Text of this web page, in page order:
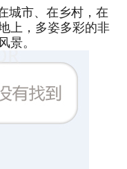
市、在乡村，在
上，多姿多彩的非
景。